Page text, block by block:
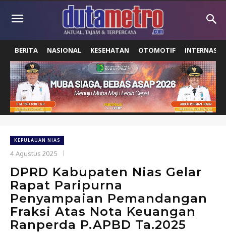
BERITA NASIONAL KESEHATAN OTOMOTIF
KEPULAUAN NIAS
4 Agustus 2025
DPRD Kabupaten Nias Gelar
Rapat Paripurna
Penyampaian Pemandangan
Fraksi Atas Nota Keuangan
Ranperda P.APBD Ta.2025